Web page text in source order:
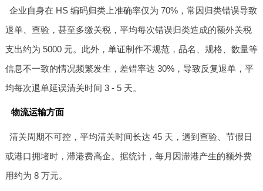
企业自身在 HS 编码归类上准确率仅为 70%，常因归类错误导致
退单、查验，甚至多缴关税，平均每次错误归类造成的额外关税
支出约为 5000 元。此外，单证制作不规范，品名、规格、数量等
信息不一致的情况频繁发生，差错率达 30%，导致反复退单，平
均每次退单延误清关时间 3 - 5 天。
物流运输方面
清关周期不可控，平均清关时间长达 45 天，遇到查验、节假日
或港口拥堵时，滞港费高企。据统计，每月因滞港产生的额外费
用约为 8 万元。